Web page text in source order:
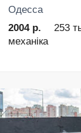
Одесса
2004 р.
253
механіка